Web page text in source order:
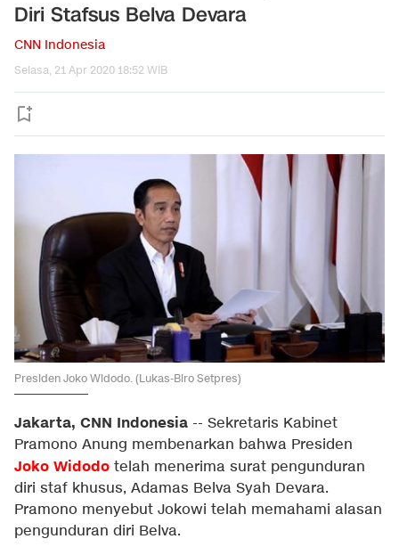
Diri Stafsus Belva Devara
CNN Indonesia
Selasa, 21 Apr 2020 18:52 WIB
Presiden Joko Widodo. (Lukas-Biro Setpres)
Jakarta, CNN Indonesia -- Sekretaris Kabinet
Pramono Anung membenarkan bahwa Presiden
Joko Widodo telah menerima surat pengunduran
diri staf khusus, Adamas Belva Syah Devara.
Pramono menyebut Jokowi telah memahami alasan
pengunduran diri Belva.